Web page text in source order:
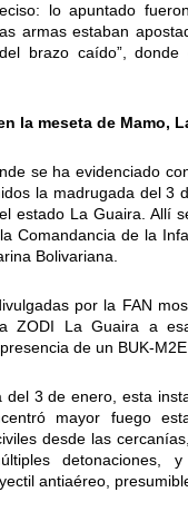
lo apuntado
armas estaban
brazo caído”, donde
la meseta de Mamo,
se ha evidenciado
la madrugada del 3
estado La Guaira. Allí
Comandancia de la
Bolivariana.
por la FAN
ZODI La Guaira a
de un BUK-
del 3 de enero, esta
mayor fuego
desde las
detonaciones,
antiaéreo,